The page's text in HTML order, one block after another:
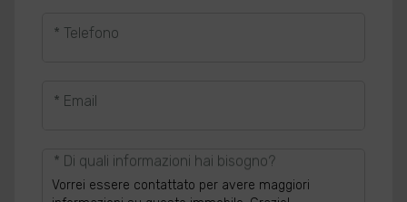
* Telefono
* Email
* Di quali informazioni hai bisogno?